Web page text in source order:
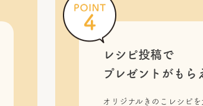
レシピ投稿で
プレゼントがもら
オリジナルきのこレシピ